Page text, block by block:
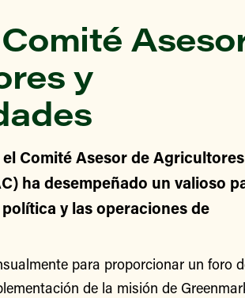
y
Comité Asesor de
ha desempeñado un valioso
y las operaciones de
para proporcionar un foro
de la misión de